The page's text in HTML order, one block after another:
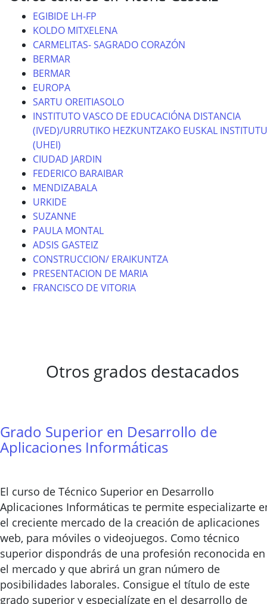
EGIBIDE LH-FP
KOLDO MITXELENA
CARMELITAS- SAGRADO CORAZÓN
BERMAR
BERMAR
EUROPA
SARTU OREITIASOLO
INSTITUTO VASCO DE EDUCACIÓNA DISTANCIA
(IVED)/URRUTIKO HEZKUNTZAKO EUSKAL
(UHEI)
CIUDAD JARDIN
FEDERICO BARAIBAR
MENDIZABALA
URKIDE
SUZANNE
PAULA MONTAL
ADSIS GASTEIZ
CONSTRUCCION/ ERAIKUNTZA
PRESENTACION DE MARIA
FRANCISCO DE VITORIA
Otros grados destacados
Grado Superior en Desarrollo de
Aplicaciones Informáticas
El curso de Técnico Superior en Desarrollo
Aplicaciones Informáticas te permite especializarte
el creciente mercado de la creación de aplicaciones
web, para móviles o videojuegos. Como técnico
superior dispondrás de una profesión reconocida en
el mercado y que abrirá un gran número de
posibilidades laborales. Consigue el título de este
grado superior y especialízate en el desarrollo de